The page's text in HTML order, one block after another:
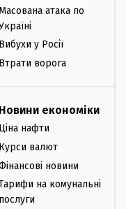
Масована атака по
Вибухи у Росії
Втрати ворога
Новини економіки
Ціна нафти
Курси валют
новини
на комунальні
послуги